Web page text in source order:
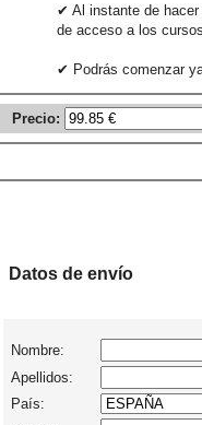
✔ Al instante de
de acceso a los
✔ Podrás comenzar
Precio:
Datos de envío
Nombre:
Apellidos:
País: